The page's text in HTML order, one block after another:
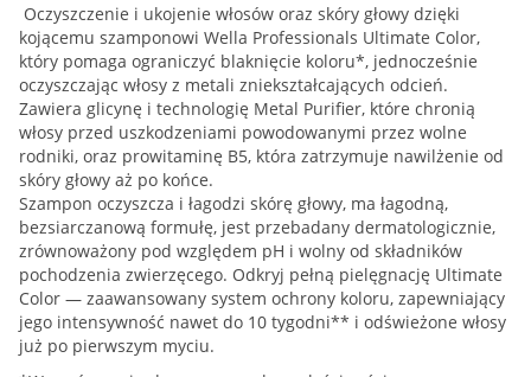
Oczyszczenie i ukojenie włosów oraz skóry głowy dzięki
kojącemu szamponowi Wella Professionals Ultimate Color,
który pomaga ograniczyć blaknięcie koloru*, jednocześnie
oczyszczając włosy z metali zniekształcających odcień.
Zawiera glicynę i technologię Metal Purifier, które chronią
włosy przed uszkodzeniami powodowanymi przez wolne
rodniki, oraz prowitaminę B5, która zatrzymuje nawilżenie od
skóry głowy aż po końce.
Szampon oczyszcza i łagodzi skórę głowy, ma łagodną,
bezsiarczanową formułę, jest przebadany dermatologicznie,
zrównoważony pod względem pH i wolny od składników
pochodzenia zwierzęcego. Odkryj pełną pielęgnację Ultimate
Color — zaawansowany system ochrony koloru, zapewniający
jego intensywność nawet do 10 tygodni** i odświeżone włosy
już po pierwszym myciu.